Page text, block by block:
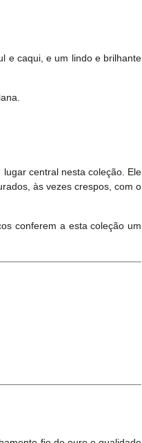
e caqui, e um lindo e brilhante
central nesta coleção. Ele
às vezes crespos, com o
conferem a esta coleção um